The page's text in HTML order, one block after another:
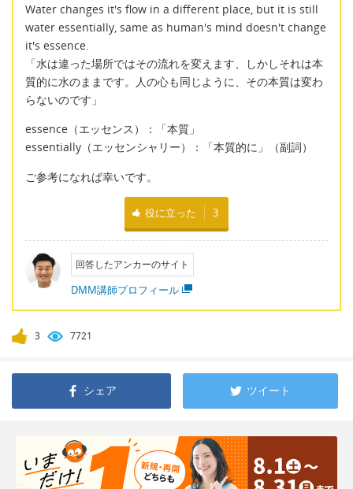
Water changes it's flow in a different place, but it is still
water essentially, same as human's mind doesn't change
it's essence.
「水は違った場所ではその流れを変えます、しかしそれは本
質的に水のままです。人の心も同じように、その本質は変わ
らないのです」
essence（エッセンス）：「本質」
essentially（エッセンシャリー）：「本質的に」（副詞）
ご参考になれば幸いです。
役に立った 3
回答したアンカーのサイト
DMM講師プロフィール
3 7721
シェア ツイート